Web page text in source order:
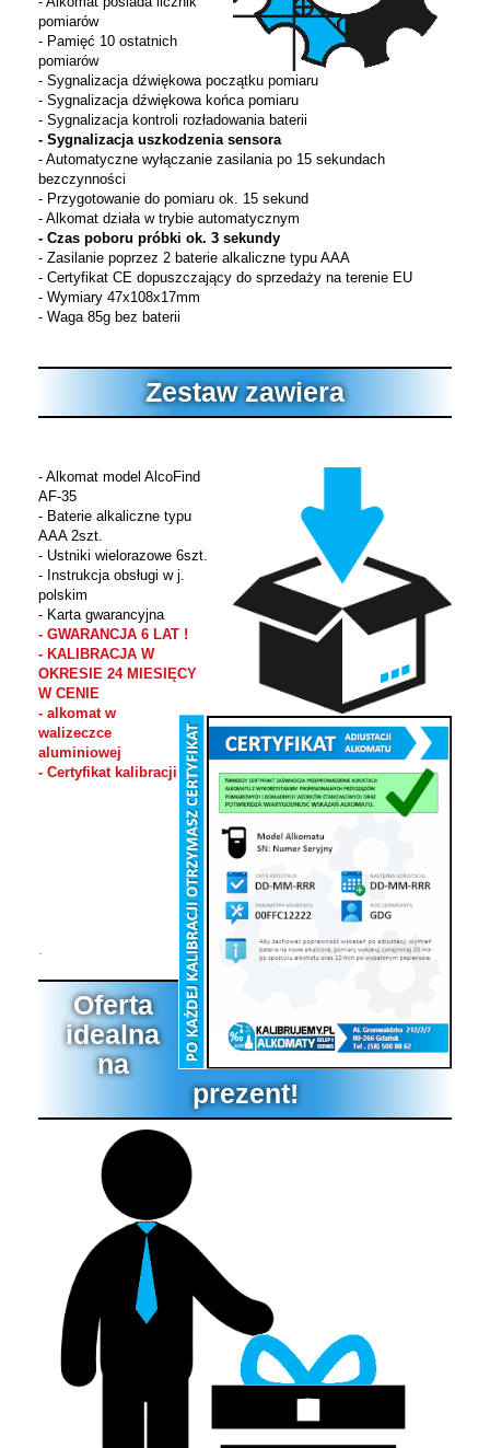
pomiarów
- Pamięć 10 ostatnich
pomiarów
- Sygnalizacja dźwiękowa początku pomiaru
- Sygnalizacja dźwiękowa końca pomiaru
- Sygnalizacja kontroli rozładowania baterii
- Sygnalizacja uszkodzenia sensora
- Automatyczne wyłączanie zasilania po 15 sekundach
bezczynności
- Przygotowanie do pomiaru ok. 15 sekund
- Alkomat działa w trybie automatycznym
- Czas poboru próbki ok. 3 sekundy
- Zasilanie poprzez 2 baterie alkaliczne typu AAA
- Certyfikat CE dopuszczający do sprzedaży na terenie EU
- Wymiary 47x108x17mm
- Waga 85g bez baterii
Zestaw zawiera
- Alkomat model AlcoFind
AF-35
- Baterie alkaliczne typu
AAA 2szt.
- Ustniki wielorazowe 6szt.
- Instrukcja obsługi w j.
polskim
- Karta gwarancyjna
- GWARANCJA 6 LAT !
- KALIBRACJA W
OKRESIE 24 MIESIĘCY
W CENIE
- alkomat w
walizeczce
aluminiowej
- Certyfikat kalibracji
.
Oferta
idealna
na
prezent!